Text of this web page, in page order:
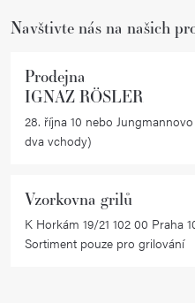
Navštivte nás na našich
Prodejna
IGNAZ RÖSLER
28. října 10 nebo
dva vchody)
Vzorkovna grilů
K Horkám 19/21 102 00 Praha
Sortiment pouze pro grilování